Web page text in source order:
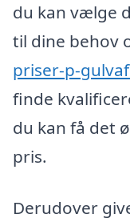
du kan vælge
til dine behov
priser-p-
finde
du kan få det
pris.
Derudover